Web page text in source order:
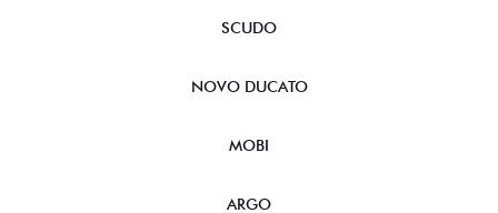
SCUDO
NOVO DUCATO
MOBI
ARGO